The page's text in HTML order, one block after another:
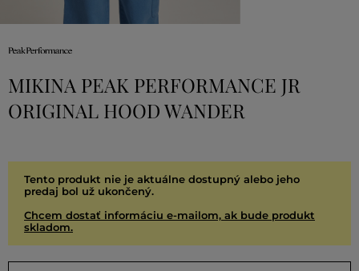
MIKINA PEAK PERFORMANCE JR
ORIGINAL HOOD WANDER
Tento produkt nie je aktuálne dostupný alebo jeho
predaj bol už ukončený.
Chcem dostať informáciu e-mailom, ak bude produkt
skladom.